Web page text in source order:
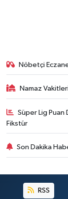
Nöbetçi
Namaz
Süper Lig Puan
Fikstür
Son Dakika
RSS